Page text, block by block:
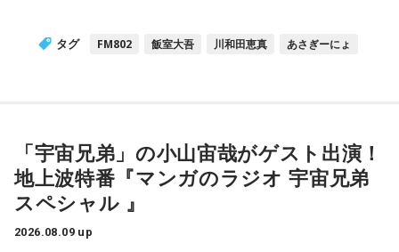
タグ FM802 飯室大吾 川和田恵真 あさぎーにょ
「宇宙兄弟」の小山宙哉がゲスト出演！
地上波特番『マンガのラジオ 宇宙兄弟
スペシャル 』
2026.08.09 up